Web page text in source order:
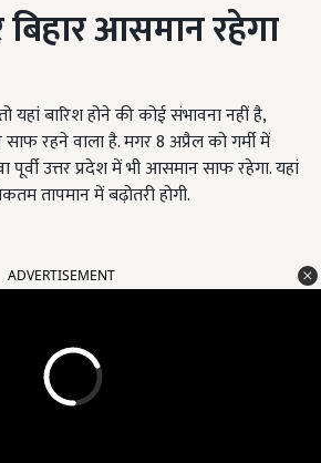
बिहार आसमान रहेगा
यहां बारिश होने की कोई संभावना नहीं है,
रहने वाला है. मगर 8 अप्रैल को गर्मी में
पूर्वी उत्तर प्रदेश में भी आसमान साफ रहेगा. यहां
तापमान में बढ़ोतरी होगी.
ADVERTISEMENT